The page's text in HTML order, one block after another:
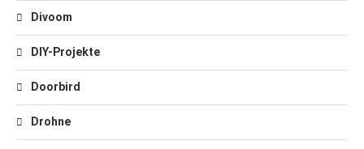
Divoom
DIY-Projekte
Doorbird
Drohne